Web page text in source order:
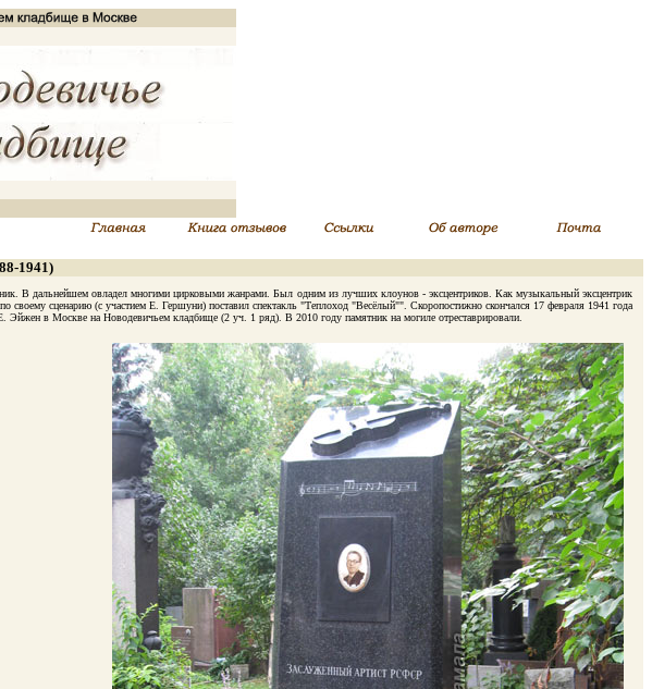
1941)
В дальнейшем овладел многими цирковыми жанрами. Был одним из лучших клоунов - эксцентриков. Как музыкальный эксцентрик
сценарию (с участием Е. Гершуни) поставил спектакль "Теплоход "Весёлый"". Скоропостижно скончался 17 февраля 1941 года
в Москве на Новодевичьем кладбище (2 уч. 1 ряд). В 2010 году памятник на могиле отреставрировали.